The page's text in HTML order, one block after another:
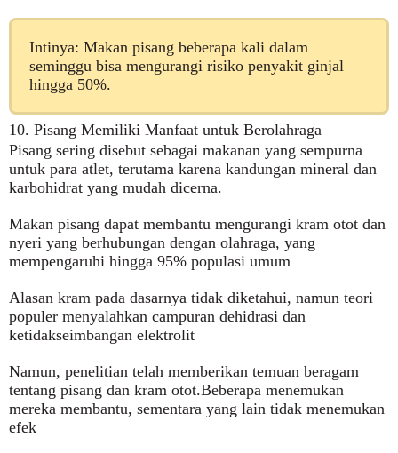
Intinya: Makan pisang beberapa kali dalam
seminggu bisa mengurangi risiko penyakit ginjal
hingga 50%.
10. Pisang Memiliki Manfaat untuk Berolahraga
Pisang sering disebut sebagai makanan yang sempurna
untuk para atlet, terutama karena kandungan mineral dan
karbohidrat yang mudah dicerna.
Makan pisang dapat membantu mengurangi kram otot dan
nyeri yang berhubungan dengan olahraga, yang
mempengaruhi hingga 95% populasi umum
Alasan kram pada dasarnya tidak diketahui, namun teori
populer menyalahkan campuran dehidrasi dan
ketidakseimbangan elektrolit
Namun, penelitian telah memberikan temuan beragam
tentang pisang dan kram otot.Beberapa menemukan
mereka membantu, sementara yang lain tidak menemukan
efek